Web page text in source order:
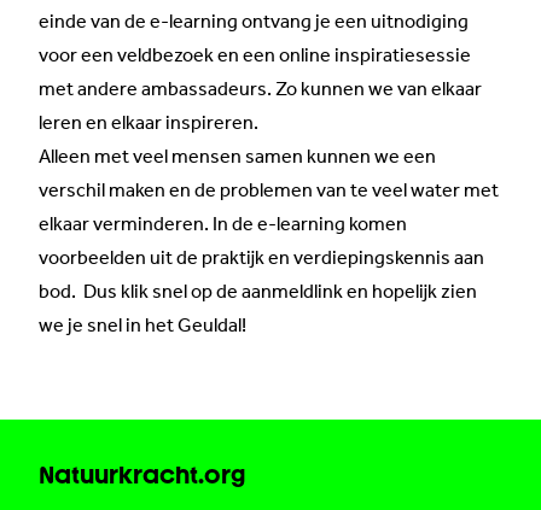
einde van de e-learning ontvang je een uitnodiging
voor een veldbezoek en een online inspiratiesessie
met andere ambassadeurs. Zo kunnen we van elkaar
leren en elkaar inspireren.
Alleen met veel mensen samen kunnen we een
verschil maken en de problemen van te veel water met
elkaar verminderen. In de e-learning komen
voorbeelden uit de praktijk en verdiepingskennis aan
bod. Dus klik snel op de aanmeldlinken hopelijk zien
we je snel in het Geuldal!
Natuurkracht.org